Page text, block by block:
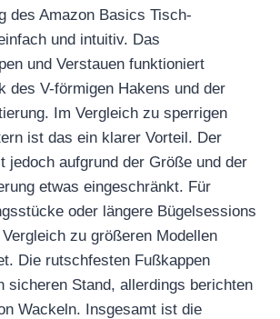
des Amazon Basics Tisch-
und intuitiv. Das
und Verstauen funktioniert
des V-förmigen Hakens und der
Im Vergleich zu sperrigen
ist das ein klarer Vorteil. Der
jedoch aufgrund der Größe und der
etwas eingeschränkt. Für
oder längere Bügelsessions
zu größeren Modellen
Die rutschfesten Fußkappen
sicheren Stand, allerdings berichten
Wackeln. Insgesamt ist die